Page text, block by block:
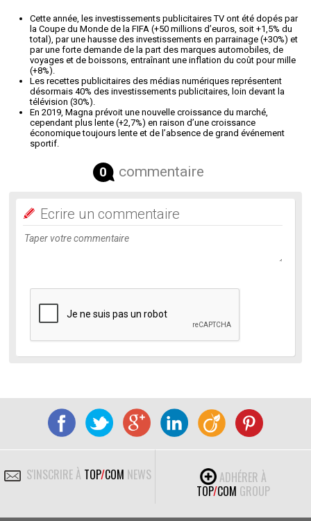
Cette année, les investissements publicitaires TV ont été dopés par
la Coupe du Monde de la FIFA (+50 millions d’euros, soit +1,5% du
total), par une hausse des investissements en parrainage (+30%) et
par une forte demande de la part des marques automobiles, de
voyages et de boissons, entraînant une inflation du coût pour mille
(+8%).
Les recettes publicitaires des médias numériques représentent
désormais 40% des investissements publicitaires, loin devant la
télévision (30%).
En 2019, Magna prévoit une nouvelle croissance du marché,
cependant plus lente (+2,7%) en raison d’une croissance
économique toujours lente et de l’absence de grand événement
sportif.
0 commentaire
Ecrire un commentaire
S'INSCRIRE À TOP/COM NEWS
ADHÉRER À
TOP/COM GROUP